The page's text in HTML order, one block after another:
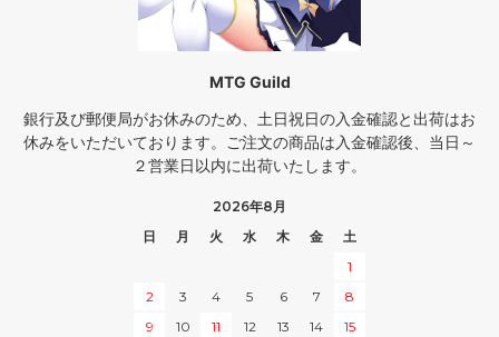
MTG Guild
銀行及び郵便局がお休みのため、土日祝日の入金確認と出荷はお
休みをいただいております。ご注文の商品は入金確認後、当日～
２営業日以内に出荷いたします。
2026年8月
日
月 火 水 木 金
土
1
2
3 4 5 6 7
8
9
10 11 12 13 14
15